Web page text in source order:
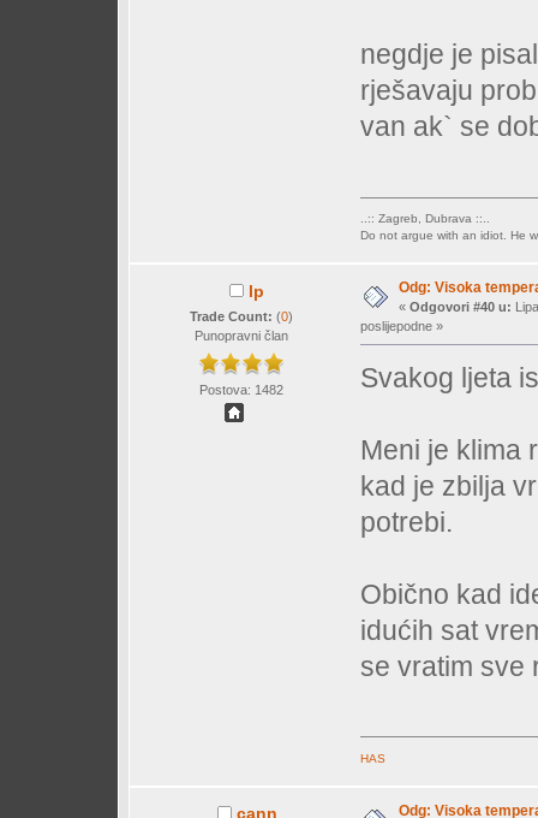
negdje je
rješavaju
van ak` se
..:: Zagreb, Dubrava ::..
Do not argue with an idiot. He
lp
Trade Count: (0)
Punopravni član
Postova: 1482
Odg: Visoka
« Odgovori #40 u:
poslijepodne »
Svakog ljeta
Meni je klima
kad je zbilja
potrebi.
Obično kad
idućih sat
se vratim sve
HAS
cann Odg: Visoka